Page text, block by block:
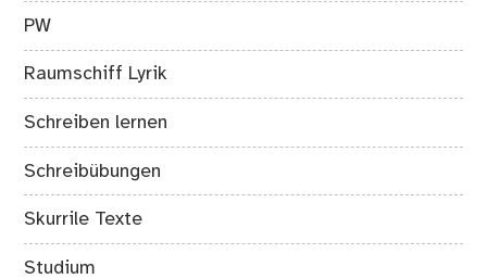
PW
Raumschiff Lyrik
Schreiben lernen
Schreibübungen
Skurrile Texte
Studium